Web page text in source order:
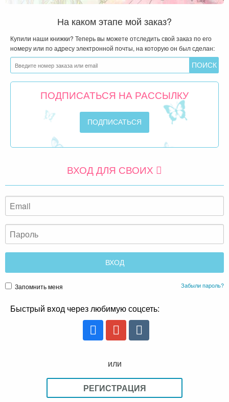
На каком этапе мой заказ?
Купили наши книжки? Теперь вы можете отследить свой заказ по его
номеру или по адресу электронной почты, на которую он был сделан:
ПОДПИСАТЬСЯ НА РАССЫЛКУ
ВХОД ДЛЯ СВОИХ
Запомнить меня Забыли пароль?
Быстрый вход через любимую соцсеть:
или
РЕГИСТРАЦИЯ